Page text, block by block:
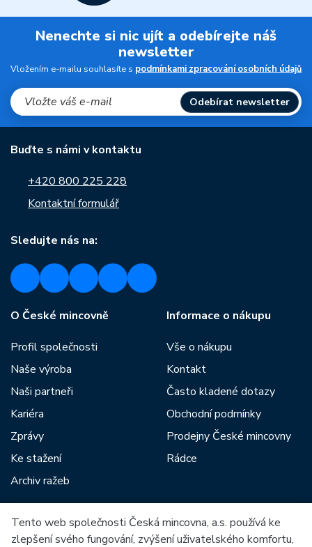
Nenechte si nic ujít a odebírejte náš
newsletter
Vložením e-mailu souhlasíte s podmínkami zpracování osobních údajů
Odebírat newsletter
Buďte s námi v kontaktu
+420 800 225 228
Kontaktní formulář
Sledujte nás na:
O České mincovně
Profil společnosti
Naše výroba
Naši partneři
Kariéra
Zprávy
Ke stažení
Archiv ražeb
Informace o nákupu
Vše o nákupu
Kontakt
Často kladené dotazy
Obchodní podmínky
Prodejny České mincovny
Rádce
Mezi naše partnery patří:
Tento web společnosti Česká mincovna, a.s. používá ke
zlepšení svého fungování, zvýšení uživatelského komfortu,